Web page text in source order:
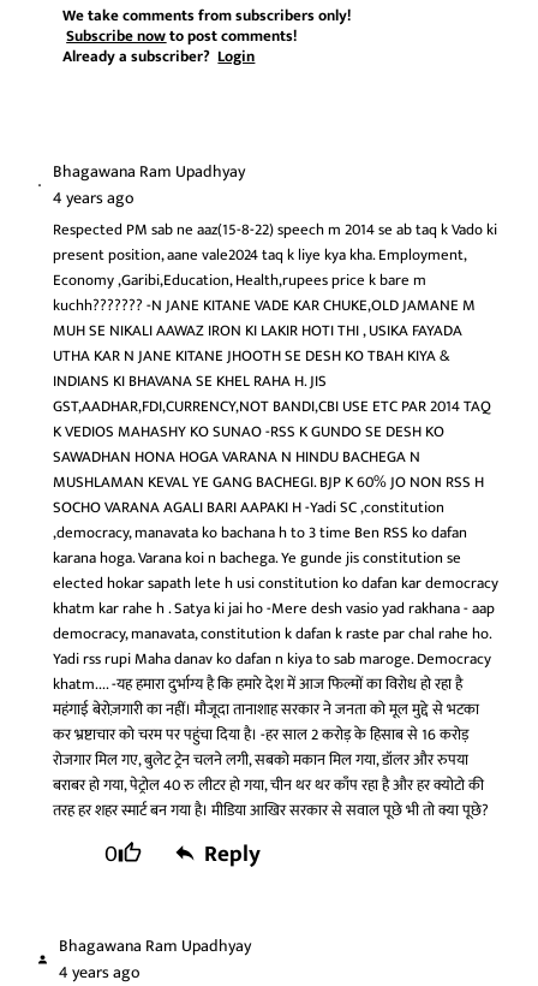
We take comments from subscribers only!
Subscribe nowto post comments!
Already a subscriber?Login
Bhagawana Ram Upadhyay
4 years ago
Respected PM sab ne aaz(15-8-22) speech m 2014 se ab taq k Vado ki
present position, aane vale2024 taq k liye kya kha. Employment,
Economy ,Garibi,Education, Health,rupees price k bare m
kuchh??????? -N JANE KITANE VADE KAR CHUKE,OLD JAMANE M
MUH SE NIKALI AAWAZ IRON KI LAKIR HOTI THI , USIKA FAYADA
UTHA KAR N JANE KITANE JHOOTH SE DESH KO TBAH KIYA &
INDIANS KI BHAVANA SE KHEL RAHA H. JIS
GST,AADHAR,FDI,CURRENCY,NOT BANDI,CBI USE ETC PAR 2014 TAQ
K VEDIOS MAHASHY KO SUNAO -RSS K GUNDO SE DESH KO
SAWADHAN HONA HOGA VARANA N HINDU BACHEGA N
MUSHLAMAN KEVAL YE GANG BACHEGI. BJP K 60% JO NON RSS H
SOCHO VARANA AGALI BARI AAPAKI H -Yadi SC ,constitution
,democracy, manavata ko bachana h to 3 time Ben RSS ko dafan
karana hoga. Varana koi n bachega. Ye gunde jis constitution se
elected hokar sapath lete h usi constitution ko dafan kar democracy
khatm kar rahe h . Satya ki jai ho -Mere desh vasio yad rakhana - aap
democracy, manavata, constitution k dafan k raste par chal rahe ho.
Yadi rss rupi Maha danav ko dafan n kiya to sab maroge. Democracy
khatm.... -यह हमारा दुर्भाग्य है कि हमारे देश में आज फिल्मों का विरोध हो रहा है
महंगाई बेरोज़गारी का नहीं। मौजूदा तानाशाह सरकार ने जनता को मूल मुद्दे से भटका
कर भ्रष्टाचार को चरम पर पहुंचा दिया है। -हर साल 2 करोड़ के हिसाब से 16 करोड़
रोजगार मिल गए, बुलेट ट्रेन चलने लगी, सबको मकान मिल गया, डॉलर और रुपया
बराबर हो गया, पेट्रोल 40 रु लीटर हो गया, चीन थर थर काँप रहा है और हर क्योटो की
तरह हर शहर स्मार्ट बन गया है। मीडिया आखिर सरकार से सवाल पूछे भी तो क्या पूछे?
0 Reply
Bhagawana Ram Upadhyay
4 years ago